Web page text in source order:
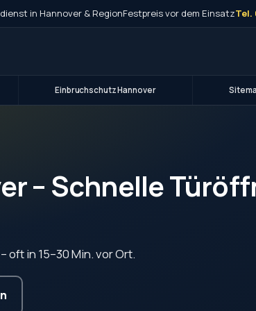
in Hannover & RegionFestpreis vor dem EinsatzTel.
Einbruchschutz Hannover
– Schnelle
in 15–30 Min. vor Ort.